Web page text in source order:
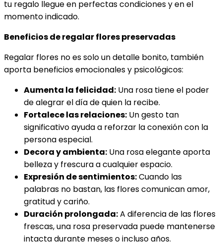
tu regalo llegue en perfectas condiciones y en el
momento indicado.
Beneficios de regalar flores preservadas
Regalar flores no es solo un detalle bonito, también
aporta beneficios emocionales y psicológicos:
Aumenta la felicidad: Una rosa tiene el poder
de alegrar el día de quien la recibe.
Fortalece las relaciones: Un gesto tan
significativo ayuda a reforzar la conexión con la
persona especial.
Decora y ambienta: Una rosa elegante aporta
belleza y frescura a cualquier espacio.
Expresión de sentimientos:Cuando las
palabras no bastan, las flores comunican amor,
gratitud y cariño.
Duración prolongada:A diferencia de las flores
frescas, una rosa preservada puede mantenerse
intacta durante meses o incluso años.